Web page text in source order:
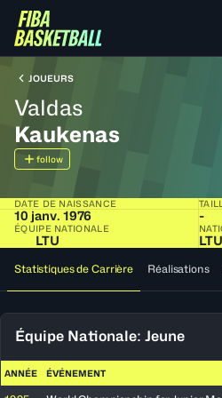
JOUEURS
Valdas
Kaukenas
follow
DATE DE NAISSANCE
10 janv. 1976 -
ÉQUIPE NATIONALE
LTU LTU
Statistiques de Carrière Réalisations
Équipe Nationale: Jeune
ANNÉE ÉVÉNEMENT